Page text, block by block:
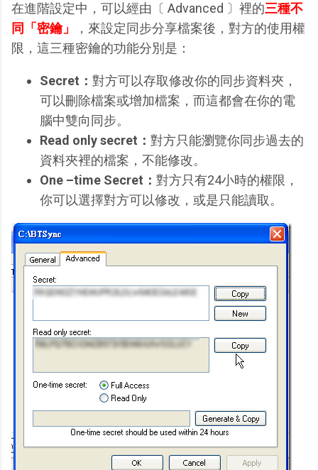
在進階設定中，可以經由〔 Advanced 〕裡的三種不
同「密鑰」
，來設定同步分享檔案後，對方的使用權
限，這三種密鑰的功能分別是：
Secret： 對方可以存取修改你的同步資料夾，
可以刪除檔案或增加檔案，而這都會在你的電
腦中雙向同步。
Read only secret： 對方只能瀏覽你同步過去的
資料夾裡的檔案，不能修改。
One –time Secret： 對方只有24小時的權限，
你可以選擇對方可以修改，或是只能讀取。